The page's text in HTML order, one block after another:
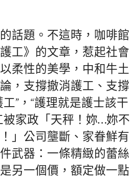
話題。不這時，咖啡館
工》的文章，惹起社會
柔性的美學，中和牛土
，支撐撤消護工、支撐
”，“護理就是護士該干
被家政「天秤！妳…妳不
」公司壟斷、家眷鮮有
武器：一條精緻的蕾絲
另一個價，額定做一點